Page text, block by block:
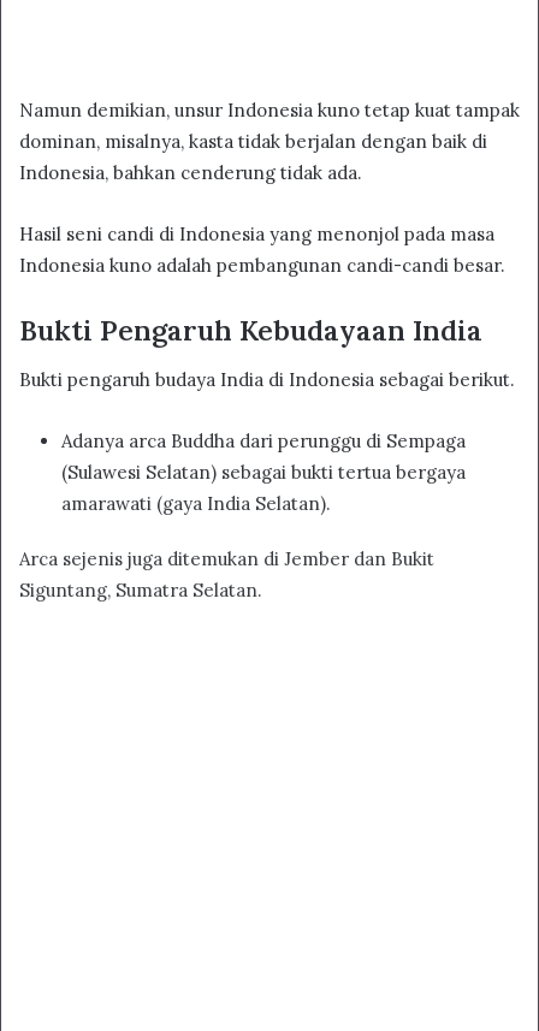
Namun demikian, unsur Indonesia kuno tetap kuat tampak
dominan, misalnya, kasta tidak berjalan dengan baik di
Indonesia, bahkan cenderung tidak ada.
Hasil seni candi di Indonesia yang menonjol pada masa
Indonesia kuno adalah pembangunan candi-candi besar.
Bukti Pengaruh Kebudayaan India
Bukti pengaruh budaya India di Indonesia sebagai berikut.
Adanya arca Buddha dari perunggu di Sempaga
(Sulawesi Selatan) sebagai bukti tertua bergaya
amarawati (gaya India Selatan).
Arca sejenis juga ditemukan di Jember dan Bukit
Siguntang, Sumatra Selatan.